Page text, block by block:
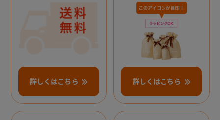
詳しくはこちら 詳しくはこちら